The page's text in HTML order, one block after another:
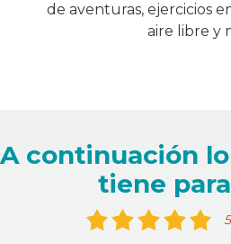
de aventuras, ejercicios
aire libre y
A continuación
tiene